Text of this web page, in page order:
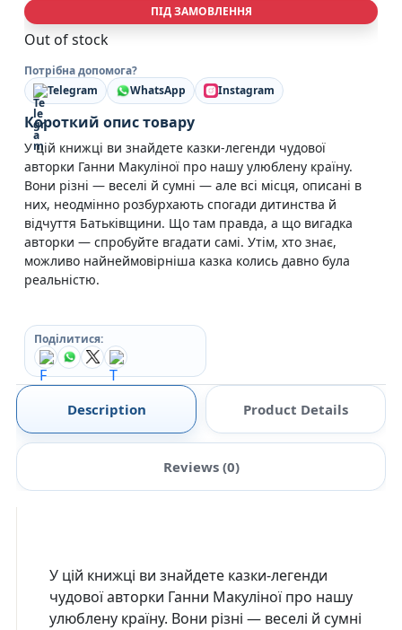
ПІД ЗАМОВЛЕННЯ
Out of stock
Потрібна допомога?
Telegram
WhatsApp Instagram
Короткий опис товару
У цій книжці ви знайдете казки-легенди чудової
авторки Ганни Макуліної про нашу улюблену країну.
Вони різні — веселі й сумні — але всі місця, описані в
них, неодмінно розбурхають спогади дитинства й
відчуття Батьківщини. Що там правда, а що вигадка
авторки — спробуйте вгадати самі. Утім, хто знає,
можливо найнеймовірніша казка колись давно була
реальністю.
Поділитися:
Description Product Details
Reviews (0)
У цій книжці ви знайдете казки-легенди
чудової авторки Ганни Макуліної про нашу
улюблену країну. Вони різні — веселі й сумні